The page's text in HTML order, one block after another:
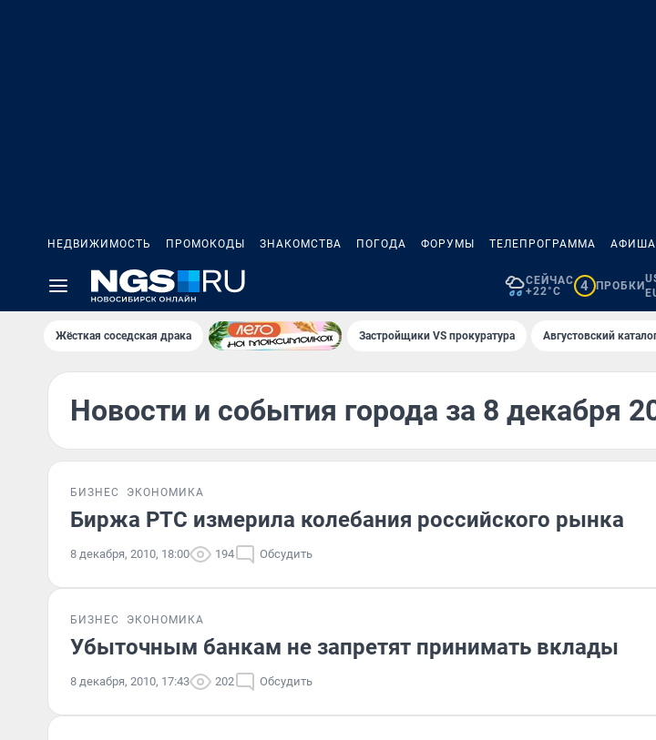
НЕДВИЖИМОСТЬ ПРОМОКОДЫ ЗНАКОМСТВА ПОГОДА ФОРУМЫ ТЕЛЕПРОГРАММА АФИША
СЕЙЧАС
+22°C
4 ПРОБКИ
Жёсткая соседская драка Застройщики VS прокуратура Августовский
Новости и события города за 8 декабря
БИЗНЕС ЭКОНОМИКА
Биржа РТС измерила колебания российского рынка
8 декабря, 2010, 18:00 194 Обсудить
БИЗНЕС ЭКОНОМИКА
Убыточным банкам не запретят принимать вклады
8 декабря, 2010, 17:43 202 Обсудить